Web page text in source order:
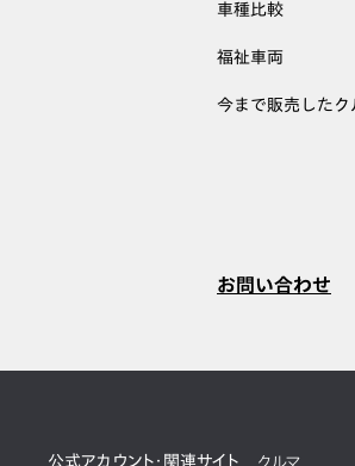
車種比較
福祉車両
今まで販売したク
お問い合わせ
公式アカウント・関連サイト